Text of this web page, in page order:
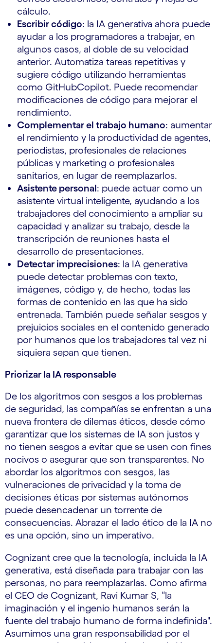
cálculo.
Escribir código: la IA generativa ahora puede
ayudar a los programadores a trabajar, en
algunos casos, al doble de su velocidad
anterior. Automatiza tareas repetitivas y
sugiere código utilizando herramientas
como GitHubCopilot. Puede recomendar
modificaciones de código para mejorar el
rendimiento.
Complementar el trabajo humano: aumentar
el rendimiento y la productividad de agentes,
periodistas, profesionales de relaciones
públicas y marketing o profesionales
sanitarios, en lugar de reemplazarlos.
Asistente personal: puede actuar como un
asistente virtual inteligente, ayudando a los
trabajadores del conocimiento a ampliar su
capacidad y analizar su trabajo, desde la
transcripción de reuniones hasta el
desarrollo de presentaciones.
Detectar imprecisiones: la IA generativa
puede detectar problemas con texto,
imágenes, código y, de hecho, todas las
formas de contenido en las que ha sido
entrenada. También puede señalar sesgos y
prejuicios sociales en el contenido generado
por humanos que los trabajadores tal vez ni
siquiera sepan que tienen.
Priorizar la IA responsable
De los algoritmos con sesgos a los problemas
de seguridad, las compañías se enfrentan a una
nueva frontera de dilemas éticos, desde cómo
garantizar que los sistemas de IA son justos y
no tienen sesgos a evitar que se usen con fines
nocivos o asegurar que son transparentes. No
abordar los algoritmos con sesgos, las
vulneraciones de privacidad y la toma de
decisiones éticas por sistemas autónomos
puede desencadenar un torrente de
consecuencias. Abrazar el lado ético de la IA no
es una opción, sino un imperativo.
Cognizant cree que la tecnología, incluida la IA
generativa, está diseñada para trabajar con las
personas, no para reemplazarlas. Como afirma
el CEO de Cognizant, Ravi Kumar S, “la
imaginación y el ingenio humanos serán la
fuente del trabajo humano de forma indefinida".
Asumimos una gran responsabilidad por el